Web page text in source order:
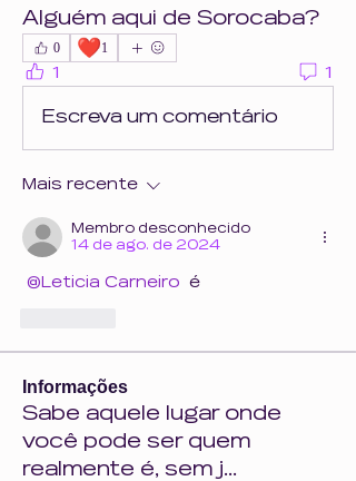
Alguém aqui de Sorocaba?
0 ❤️1
1 1
Escreva um comentário
Mais recente
Membro desconhecido
14 de ago. de 2024
@Leticia Carneiro é
Informações
Sabe aquele lugar onde
você pode ser quem
realmente é, sem j...